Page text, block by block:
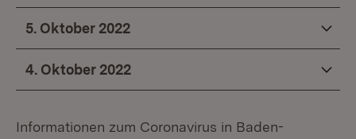
5. Oktober 2022
4. Oktober 2022
Informationen zum Coronavirus in Baden-